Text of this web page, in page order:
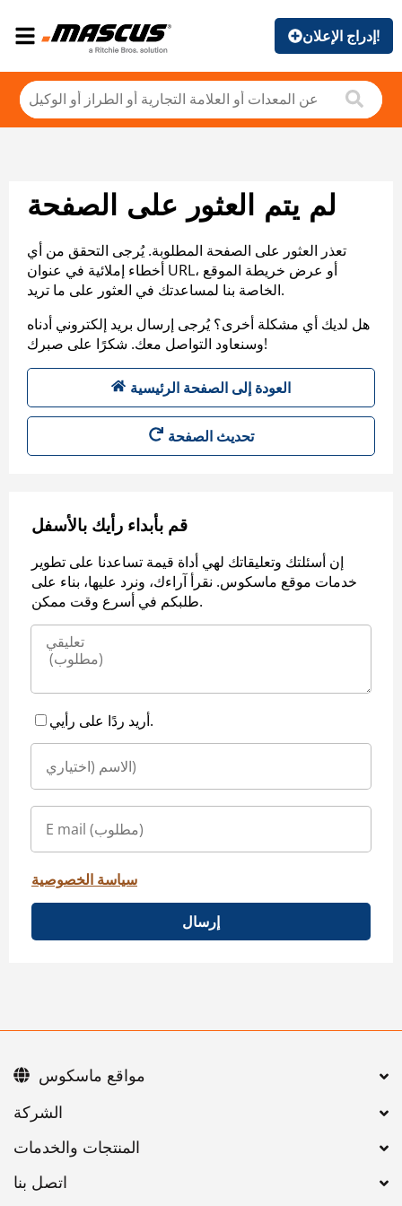
إدراج الإعلان!
لم يتم العثور على الصفحة
تعذر العثور على الصفحة المطلوبة. يُرجى التحقق من أي
أخطاء إملائية في عنوان URL، أو عرض خريطة الموقع
الخاصة بنا لمساعدتك في العثور على ما تريد.
هل لديك أي مشكلة أخرى؟ يُرجى إرسال بريد إلكتروني أدناه
وسنعاود التواصل معك. شكرًا على صبرك!
العودة إلى الصفحة الرئيسية
تحديث الصفحة
قم بأبداء رأيك بالأسفل
إن أسئلتك وتعليقاتك لهي أداة قيمة تساعدنا على تطوير
خدمات موقع ماسكوس. نقرأ آراءك، ونرد عليها، بناء على
طلبكم في أسرع وقت ممكن.
أريد ردًا على رأيي.
سياسة الخصوصية
إرسال
اتصل بنا
مواقع ماسكوس